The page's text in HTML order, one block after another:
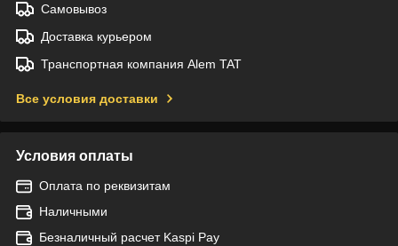
Самовывоз
Доставка курьером
Транспортная компания Alem TAT
Все условия доставки
Условия оплаты
Оплата по реквизитам
Наличными
Безналичный расчет Kaspi Pay